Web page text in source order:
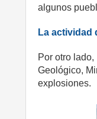
algunos
La actividad
Por otro
Geológico,
explosiones.